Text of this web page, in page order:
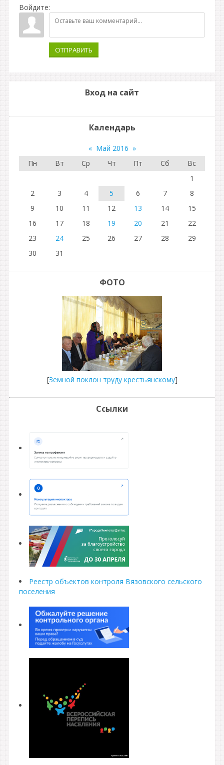
Войдите:
ОТПРАВИТЬ
Вход на сайт
Календарь
« Май 2016 »
Пн
Вт Ср Чт Пт Сб
Вс
1
2
3 4 5 6 7
8
9
10 11 12 13 14
15
16
17 18 19 20 21
22
23
24 25 26 27 28
29
30
31
ФОТО
[Земной поклон труду крестьянскому]
Ссылки
Реестр объектов контроля Вязовского сельского
поселения